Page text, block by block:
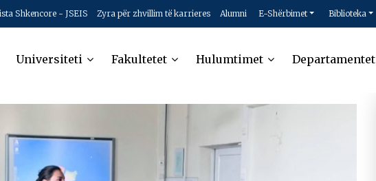
Shkencore - JSEIS Zyra për zhvillim të karrieres Alumni E-Shërbimet Biblioteka
Universiteti Fakultetet Hulumtimet Departamentet